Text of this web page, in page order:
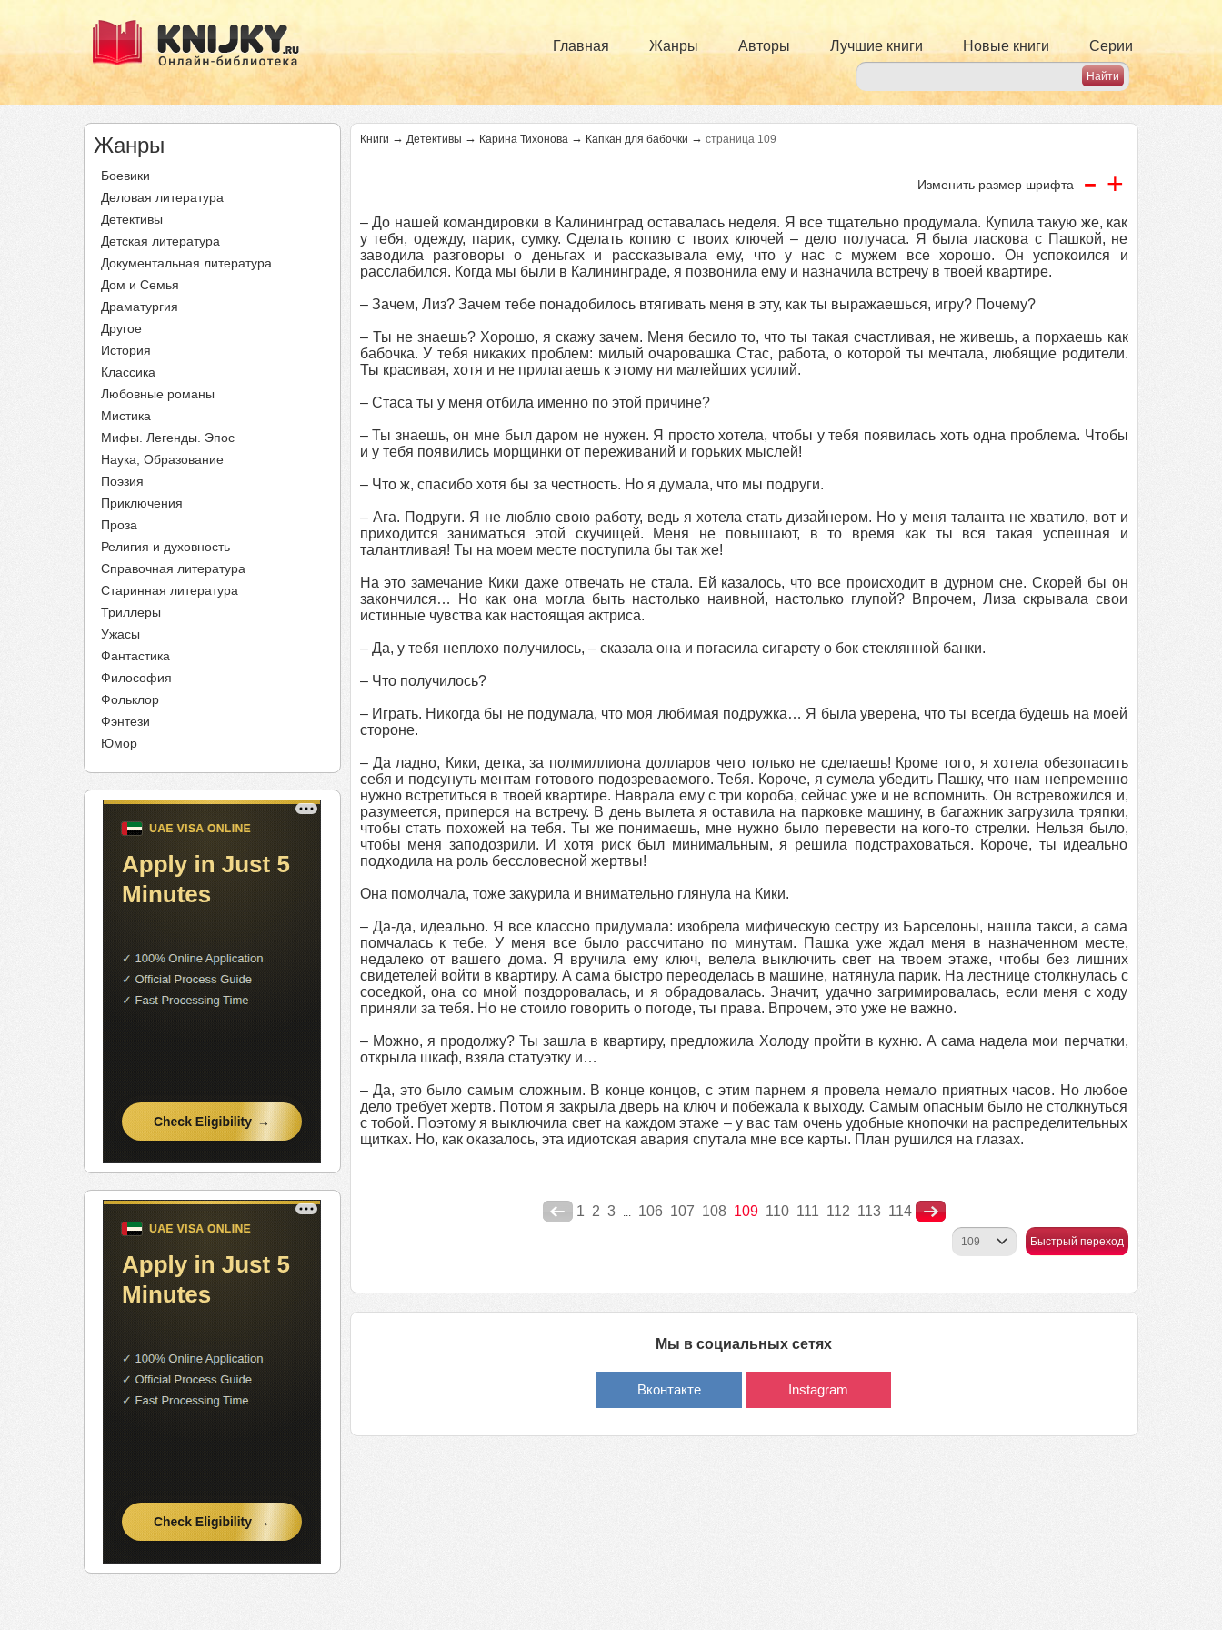
Главная Жанры Авторы Лучшие книги Новые книги Серии
Жанры
Боевики
Деловая литература
Детективы
Детская литература
Документальная литература
Дом и Семья
Драматургия
Другое
История
Классика
Любовные романы
Мистика
Мифы. Легенды. Эпос
Наука, Образование
Поэзия
Приключения
Проза
Религия и духовность
Справочная литература
Старинная литература
Триллеры
Ужасы
Фантастика
Философия
Фольклор
Фэнтези
Юмор
Книги → Детективы → Карина Тихонова → Капкан для бабочки → страница 109
Изменить размер шрифта - +
– До нашей командировки в Калининград оставалась неделя. Я все тщательно продумала. Купила такую же, как
у тебя, одежду, парик, сумку. Сделать копию с твоих ключей – дело получаса. Я была ласкова с Пашкой, не
заводила разговоры о деньгах и рассказывала ему, что у нас с мужем все хорошо. Он успокоился и
расслабился. Когда мы были в Калининграде, я позвонила ему и назначила встречу в твоей квартире.
– Зачем, Лиз? Зачем тебе понадобилось втягивать меня в эту, как ты выражаешься, игру? Почему?
– Ты не знаешь? Хорошо, я скажу зачем. Меня бесило то, что ты такая счастливая, не живешь, а порхаешь как
бабочка. У тебя никаких проблем: милый очаровашка Стас, работа, о которой ты мечтала, любящие родители.
Ты красивая, хотя и не прилагаешь к этому ни малейших усилий.
– Стаса ты у меня отбила именно по этой причине?
– Ты знаешь, он мне был даром не нужен. Я просто хотела, чтобы у тебя появилась хоть одна проблема. Чтобы
и у тебя появились морщинки от переживаний и горьких мыслей!
– Что ж, спасибо хотя бы за честность. Но я думала, что мы подруги.
– Ага. Подруги. Я не люблю свою работу, ведь я хотела стать дизайнером. Но у меня таланта не хватило, вот и
приходится заниматься этой скучищей. Меня не повышают, в то время как ты вся такая успешная и
талантливая! Ты на моем месте поступила бы так же!
На это замечание Кики даже отвечать не стала. Ей казалось, что все происходит в дурном сне. Скорей бы он
закончился… Но как она могла быть настолько наивной, настолько глупой? Впрочем, Лиза скрывала свои
истинные чувства как настоящая актриса.
– Да, у тебя неплохо получилось, – сказала она и погасила сигарету о бок стеклянной банки.
– Что получилось?
– Играть. Никогда бы не подумала, что моя любимая подружка… Я была уверена, что ты всегда будешь на моей
стороне.
– Да ладно, Кики, детка, за полмиллиона долларов чего только не сделаешь! Кроме того, я хотела обезопасить
себя и подсунуть ментам готового подозреваемого. Тебя. Короче, я сумела убедить Пашку, что нам непременно
нужно встретиться в твоей квартире. Наврала ему с три короба, сейчас уже и не вспомнить. Он встревожился и,
разумеется, приперся на встречу. В день вылета я оставила на парковке машину, в багажник загрузила тряпки,
чтобы стать похожей на тебя. Ты же понимаешь, мне нужно было перевести на кого-то стрелки. Нельзя было,
чтобы меня заподозрили. И хотя риск был минимальным, я решила подстраховаться. Короче, ты идеально
подходила на роль бессловесной жертвы!
Она помолчала, тоже закурила и внимательно глянула на Кики.
– Да-да, идеально. Я все классно придумала: изобрела мифическую сестру из Барселоны, нашла такси, а сама
помчалась к тебе. У меня все было рассчитано по минутам. Пашка уже ждал меня в назначенном месте,
недалеко от вашего дома. Я вручила ему ключ, велела выключить свет на твоем этаже, чтобы без лишних
свидетелей войти в квартиру. А сама быстро переоделась в машине, натянула парик. На лестнице столкнулась с
соседкой, она со мной поздоровалась, и я обрадовалась. Значит, удачно загримировалась, если меня с ходу
приняли за тебя. Но не стоило говорить о погоде, ты права. Впрочем, это уже не важно.
– Можно, я продолжу? Ты зашла в квартиру, предложила Холоду пройти в кухню. А сама надела мои перчатки,
открыла шкаф, взяла статуэтку и…
– Да, это было самым сложным. В конце концов, с этим парнем я провела немало приятных часов. Но любое
дело требует жертв. Потом я закрыла дверь на ключ и побежала к выходу. Самым опасным было не столкнуться
с тобой. Поэтому я выключила свет на каждом этаже – у вас там очень удобные кнопочки на распределительных
щитках. Но, как оказалось, эта идиотская авария спутала мне все карты. План рушился на глазах.
1 2 3 ... 106 107 108 109 110 111 112 113 114
Быстрый переход
Мы в социальных сетях
Вконтакте Instagram